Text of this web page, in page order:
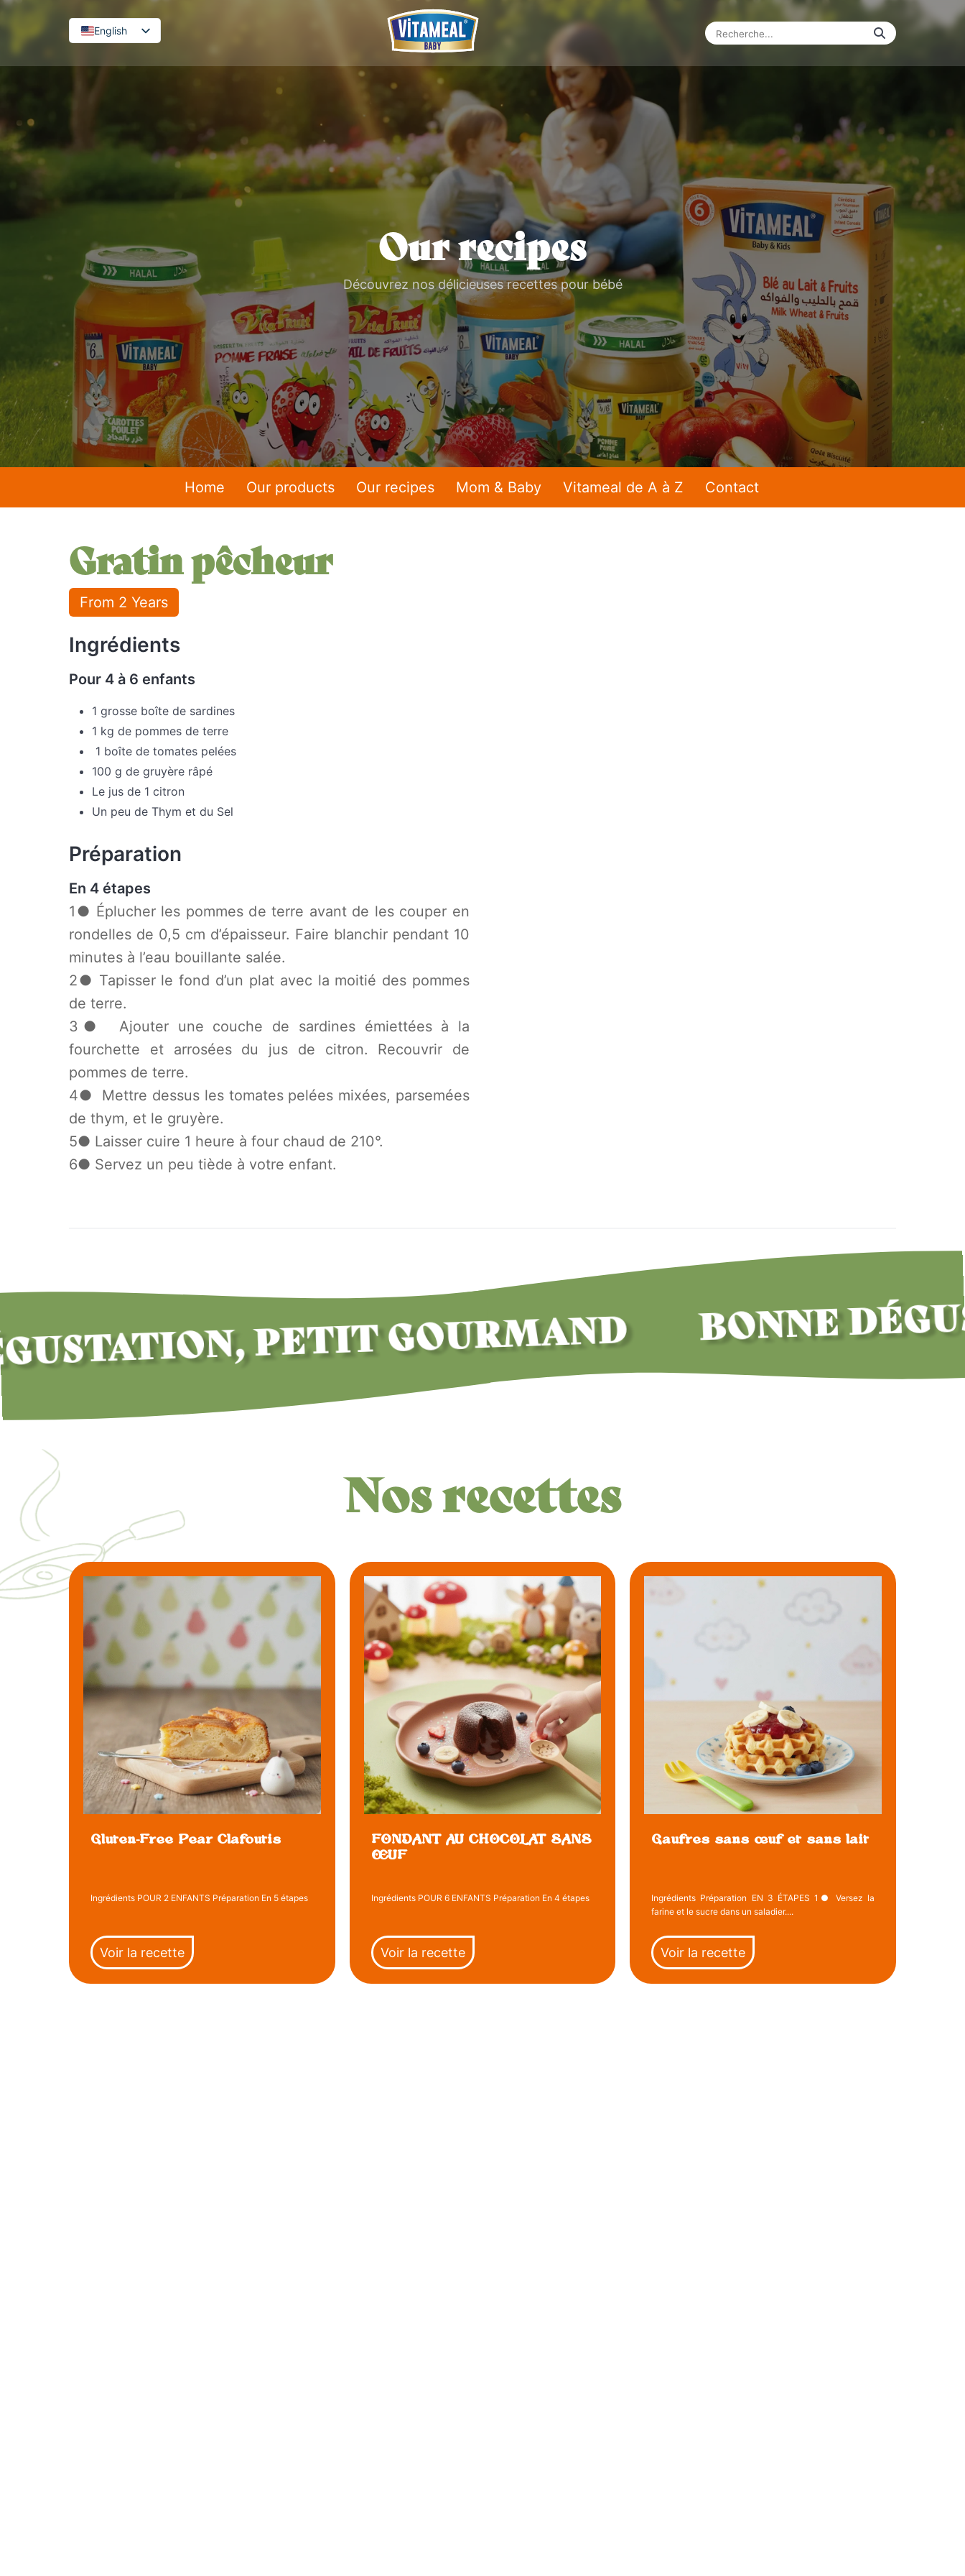
English
Our recipes
Découvrez nos délicieuses recettes pour bébé
Home Our products Our recipes Mom & Baby Vitameal de A à Z Contact
Gratin pêcheur
From 2 Years
Ingrédients
Pour 4 à 6 enfants
1 grosse boîte de sardines
1 kg de pommes de terre
1 boîte de tomates pelées
100 g de gruyère râpé
Le jus de 1 citron
Un peu de Thym et du Sel
Préparation
En 4 étapes
1● Éplucher les pommes de terre avant de les couper en
rondelles de 0,5 cm d’épaisseur. Faire blanchir pendant 10
minutes à l’eau bouillante salée.
2● Tapisser le fond d’un plat avec la moitié des pommes
de terre.
3● Ajouter une couche de sardines émiettées à la
fourchette et arrosées du jus de citron. Recouvrir de
pommes de terre.
4● Mettre dessus les tomates pelées mixées, parsemées
de thym, et le gruyère.
5● Laisser cuire 1 heure à four chaud de 210°.
6● Servez un peu tiède à votre enfant.
PETIT GOURMAND BONNE
Nos recettes
Gluten-Free Pear Clafoutis
Ingrédients POUR 2 ENFANTS Préparation En 5 étapes
Voir la recette
FONDANT AU CHOCOLAT SANS
ŒUF
Ingrédients POUR 6 ENFANTS Préparation En 4 étapes
Voir la recette
Gaufres sans œuf et sans lait
Ingrédients Préparation EN 3 ÉTAPES 1● Versez la
farine et le sucre dans un saladier....
Voir la recette